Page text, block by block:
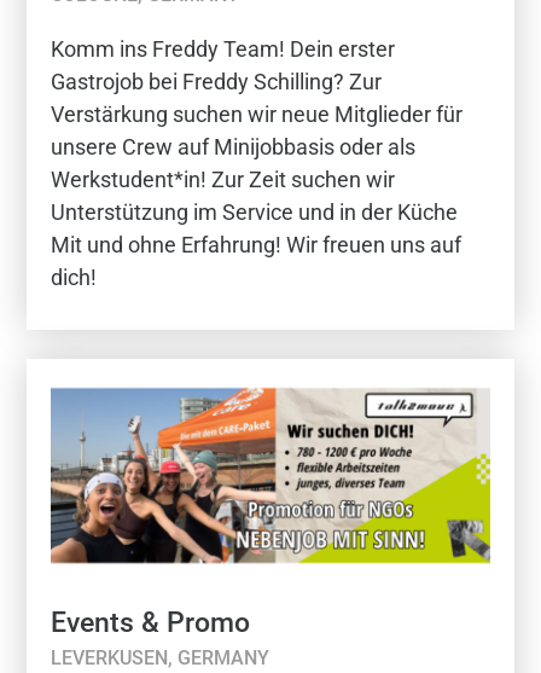
Komm ins Freddy Team! Dein erster
Gastrojob bei Freddy Schilling? Zur
Verstärkung suchen wir neue Mitglieder für
unsere Crew auf Minijobbasis oder als
Werkstudent*in! Zur Zeit suchen wir
Unterstützung im Service und in der Küche
Mit und ohne Erfahrung! Wir freuen uns auf
dich!
Events & Promo
LEVERKUSEN, GERMANY